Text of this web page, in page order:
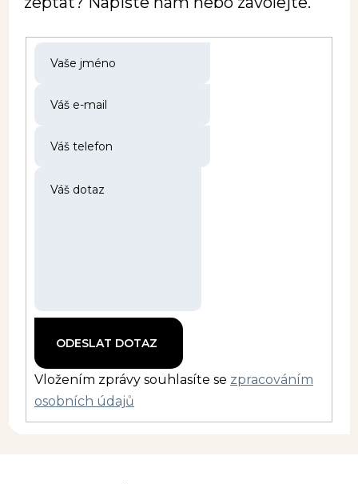
Vložením zprávy souhlasíte se zpracováním
osobních údajů